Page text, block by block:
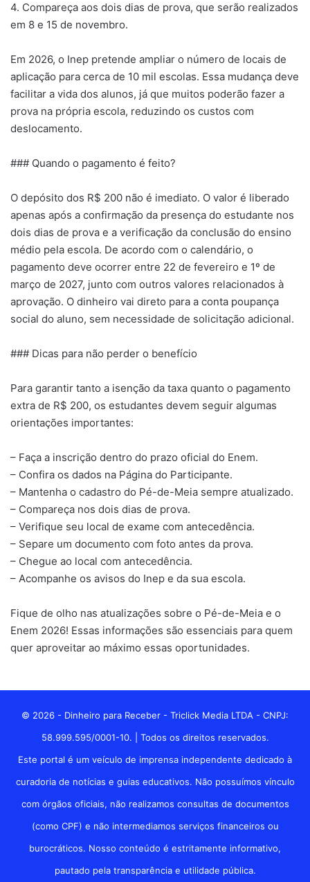
4. Compareça aos dois dias de prova, que serão realizados
em 8 e 15 de novembro.
Em 2026, o Inep pretende ampliar o número de locais de
aplicação para cerca de 10 mil escolas. Essa mudança deve
facilitar a vida dos alunos, já que muitos poderão fazer a
prova na própria escola, reduzindo os custos com
deslocamento.
### Quando o pagamento é feito?
O depósito dos R$ 200 não é imediato. O valor é liberado
apenas após a confirmação da presença do estudante nos
dois dias de prova e a verificação da conclusão do ensino
médio pela escola. De acordo com o calendário, o
pagamento deve ocorrer entre 22 de fevereiro e 1º de
março de 2027, junto com outros valores relacionados à
aprovação. O dinheiro vai direto para a conta poupança
social do aluno, sem necessidade de solicitação adicional.
### Dicas para não perder o benefício
Para garantir tanto a isenção da taxa quanto o pagamento
extra de R$ 200, os estudantes devem seguir algumas
orientações importantes:
– Faça a inscrição dentro do prazo oficial do Enem.
– Confira os dados na Página do Participante.
– Mantenha o cadastro do Pé-de-Meia sempre atualizado.
– Compareça nos dois dias de prova.
– Verifique seu local de exame com antecedência.
– Separe um documento com foto antes da prova.
– Chegue ao local com antecedência.
– Acompanhe os avisos do Inep e da sua escola.
Fique de olho nas atualizações sobre o Pé-de-Meia e o
Enem 2026! Essas informações são essenciais para quem
quer aproveitar ao máximo essas oportunidades.
© 2026 - Dinheiro para Receber - Triclick Media LTDA - CNPJ:
58.999.595/0001-10. | Todos os direitos reservados.
Este portal é um veículo de imprensa independente dedicado à
curadoria de notícias e guias educativos. Não possuímos vínculo
com órgãos oficiais, não realizamos consultas de documentos
(como CPF) e não intermediamos serviços financeiros ou
burocráticos. Nosso conteúdo é estritamente informativo,
pautado pela transparência e utilidade pública.